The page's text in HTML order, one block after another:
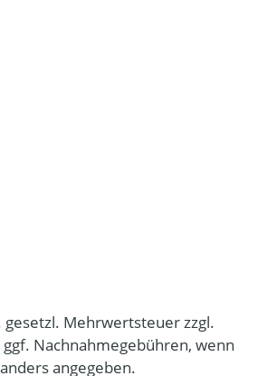
gesetzl. Mehrwertsteuer zzgl.
ggf. Nachnahmegebühren, wenn
angegeben.